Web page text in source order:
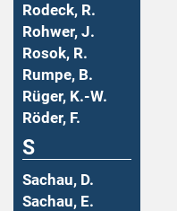
Rodeck, R.
Rohwer, J.
Rosok, R.
Rumpe, B.
Rüger, K.-W.
Röder, F.
S
Sachau, D.
Sachau, E.